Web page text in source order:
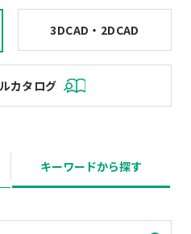
3DCAD・2DCAD
カタログ
キーワードから探す